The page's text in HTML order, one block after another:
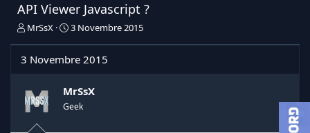
API Viewer Javascript ?
I
a
t
e
u
MrSsX
D
e
e
é
3 Novembre 2015
3 Novembre 2015
MrSsX
Geek